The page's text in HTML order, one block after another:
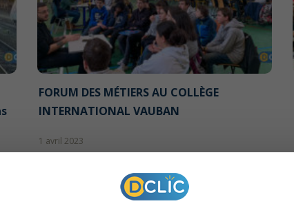
FORUM DES MÉTIERS AU COLLÈGE
INTERNATIONAL VAUBAN
1 avril 2023